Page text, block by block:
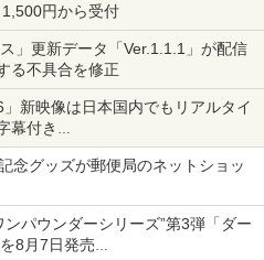
円から受付
」更新データ「Ver.1.1.1」が配信
る不具合を修正
新映像は日本国内でもリアルタイ
幕付き
念グッズが郵便局のネットショッ
」など今年だけの限定商品が登場
パウンダーシリーズ”第3弾「ダー
8月7日発売